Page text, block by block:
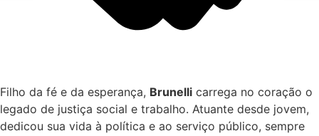
Filho da fé e da esperança, Brunelli carrega no coração o
legado de justiça social e trabalho. Atuante desde jovem,
dedicou sua vida à política e ao serviço público, sempre